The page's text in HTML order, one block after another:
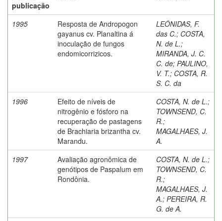
publicação
1995
Resposta de Andropogon
gayanus cv. Planaltina á
inoculação de fungos
endomicorrizicos.
LEÔNIDAS, F.
das C.; COSTA,
N. de L.;
MIRANDA, J. C.
C. de; PAULINO,
V. T.; COSTA, R.
S. C. da
1996
Efeito de níveis de
nitrogênio e fósforo na
recuperação de pastagens
de Brachiaria brizantha cv.
Marandu.
COSTA, N. de L.;
TOWNSEND, C.
R.;
MAGALHAES, J.
A.
1997
Avaliação agronômica de
genótipos de Paspalum em
Rondônia.
COSTA, N. de L.;
TOWNSEND, C.
R.;
MAGALHAES, J.
A.; PEREIRA, R.
G. de A.